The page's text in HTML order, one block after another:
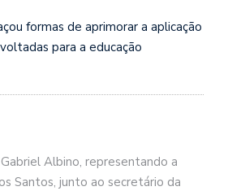
formas de aprimorar a aplicação
para a educação
Albino, representando a
Santos, junto ao secretário da